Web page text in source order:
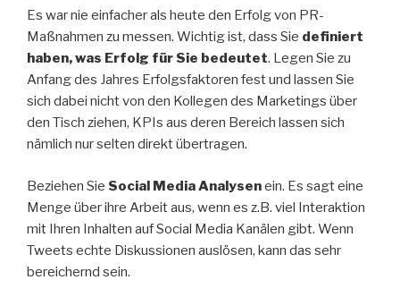
Es war nie einfacher als heute den Erfolg von PR-
Maßnahmen zu messen. Wichtig ist, dass Sie definiert
haben, was Erfolg für Sie bedeutet. Legen Sie zu
Anfang des Jahres Erfolgsfaktoren fest und lassen Sie
sich dabei nicht von den Kollegen des Marketings über
den Tisch ziehen, KPIs aus deren Bereich lassen sich
nämlich nur selten direkt übertragen.
Beziehen Sie Social Media Analysenein. Es sagt eine
Menge über ihre Arbeit aus, wenn es z.B. viel Interaktion
mit Ihren Inhalten auf Social Media Kanälen gibt. Wenn
Tweets echte Diskussionen auslösen, kann das sehr
bereichernd sein.